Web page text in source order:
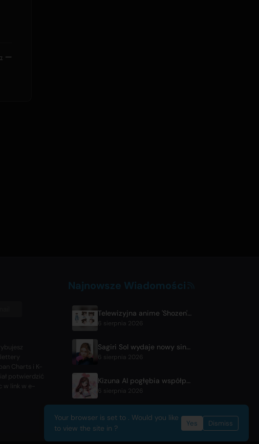
ー
Charts i K-
potwierdzić
link w e-
Najnowsze Wiadomości
Telewizyjna anime 'Shozen' zadebiutuje w kwietniu 2027 w Fuji TV
6 sierpnia 2026
Sagiri Sol wydaje nowy singiel 'next to your love' po przerwie
6 sierpnia 2026
Kizuna AI pogłębia współpracę z Asobisystem przed światową trasą z okazji 10-lecia
6 sierpnia 2026
Your browser is set to . Would you like
to view the site in ?
Yes Dismiss